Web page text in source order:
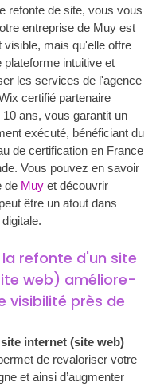
refonte de site, vous vous
entreprise de Muy est
visible, mais qu'elle offre
plateforme intuitive et
les services de l'agence
certifié partenaire
ans, vous garantit un
exécuté, bénéficiant du
de certification en France
Vous pouvez en savoir
de Muy et découvrir
être un atout dans
refonte d'un site
web) améliore-
visibilité près de
internet (site web)
de revaloriser votre
et ainsi d’augmenter